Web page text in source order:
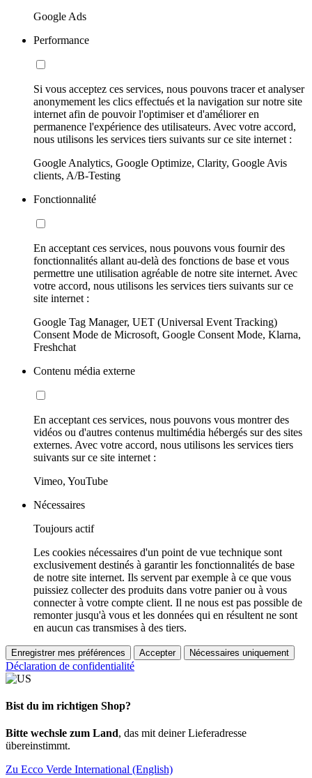
Google Ads
Performance
Si vous acceptez ces services, nous pouvons tracer et analyser
anonymement les clics effectués et la navigation sur notre site
internet afin de pouvoir l'optimiser et d'améliorer en
permanence l'expérience des utilisateurs. Avec votre accord,
nous utilisons les services tiers suivants sur ce site internet :
Google Analytics, Google Optimize, Clarity, Google Avis
clients, A/B-Testing
Fonctionnalité
En acceptant ces services, nous pouvons vous fournir des
fonctionnalités allant au-delà des fonctions de base et vous
permettre une utilisation agréable de notre site internet. Avec
votre accord, nous utilisons les services tiers suivants sur ce
site internet :
Google Tag Manager, UET (Universal Event Tracking)
Consent Mode de Microsoft, Google Consent Mode, Klarna,
Freshchat
Contenu média externe
En acceptant ces services, nous pouvons vous montrer des
vidéos ou d'autres contenus multimédia hébergés sur des sites
externes. Avec votre accord, nous utilisons les services tiers
suivants sur ce site internet :
Vimeo, YouTube
Nécessaires
Toujours actif
Les cookies nécessaires d'un point de vue technique sont
exclusivement destinés à garantir les fonctionnalités de base
de notre site internet. Ils servent par exemple à ce que vous
puissiez collecter des produits dans votre panier ou à vous
connecter à votre compte client. Il ne nous est pas possible de
remonter jusqu'à vous et les données qui en résultent ne sont
en aucun cas transmises à des tiers.
Enregistrer mes préférences Accepter Nécessaires uniquement
Déclaration de confidentialité
Bist du im richtigen Shop?
Bitte wechsle zum Land, das mit deiner Lieferadresse
übereinstimmt.
Zu Ecco Verde International (English)